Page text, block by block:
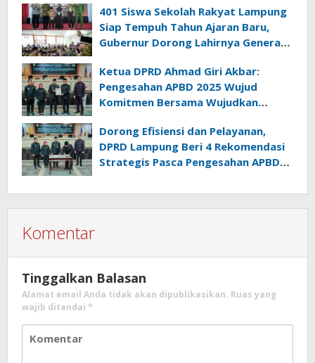
401 Siswa Sekolah Rakyat Lampung
Siap Tempuh Tahun Ajaran Baru,
Gubernur Dorong Lahirnya Generasi
Ketua DPRD Ahmad Giri Akbar:
Pengesahan APBD 2025 Wujud
Komitmen Bersama Wujudkan
Dorong Efisiensi dan Pelayanan,
DPRD Lampung Beri 4 Rekomendasi
Strategis Pasca Pengesahan APBD
Komentar
Tinggalkan Balasan
Alamat email Anda tidak akan dipublikasikan. Ruas yang
wajib ditandai *